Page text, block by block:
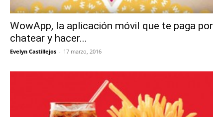
WowApp, la aplicación móvil que te paga por
chatear y hacer...
Evelyn Castillejos - 17 marzo, 2016